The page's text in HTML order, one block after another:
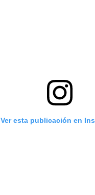
Ver esta publicación en